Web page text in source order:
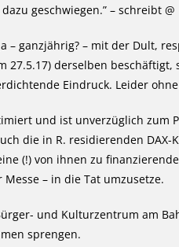
geschwiegen.” – schreibt @
– ganzjährig? – mit der Dult,
27.5.17) derselben beschäftigt,
Eindruck. Leider
und ist unverzüglich zum
die in R. residierenden DAX-
(!) von ihnen zu
– in die Tat umzusetze.
und Kulturzentrum am
sprengen.